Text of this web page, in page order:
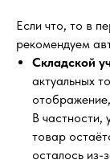
Если что, то в
рекомендуем
Складской
актуальных
В частности,
товар
осталось из-